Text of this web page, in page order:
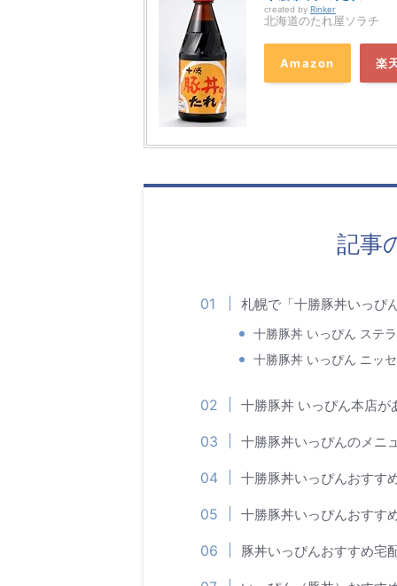
created by Rinker
北海道のたれ屋ソラチ
Amazon 楽
記事
札幌で「十勝豚丼いっぴ
十勝豚丼 いっぴん ステ
十勝豚丼 いっぴん ニッ
十勝豚丼 いっぴん本店が
十勝豚丼いっぴんのメニ
十勝豚丼いっぴんおすす
十勝豚丼いっぴんおすす
豚丼いっぴんおすすめ宅